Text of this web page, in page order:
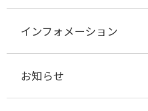
インフォメーション
お知らせ